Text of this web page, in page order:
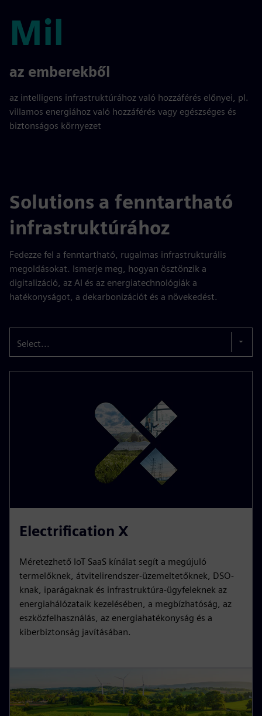
Mil
Mil
az emberekből
az intelligens infrastruktúrához való hozzáférés előnyei, pl.
villamos energiához való hozzáférés vagy egészséges és
biztonságos környezet
Solutions a fenntartható
infrastruktúrához
Fedezze fel a fenntartható, rugalmas infrastrukturális
megoldásokat. Ismerje meg, hogyan ösztönzik a
digitalizáció, az AI és az energiatechnológiák a
hatékonyságot, a dekarbonizációt és a növekedést.
Select...
Electrification X
Méretezhető IoT SaaS kínálat segít a megújuló
termelőknek, átvitelirendszer-üzemeltetőknek, DSO-
knak, iparágaknak és infrastruktúra-ügyfeleknek az
energiahálózataik kezelésében, a megbízhatóság, az
eszközfelhasználás, az energiahatékonyság és a
kiberbiztonság javításában.